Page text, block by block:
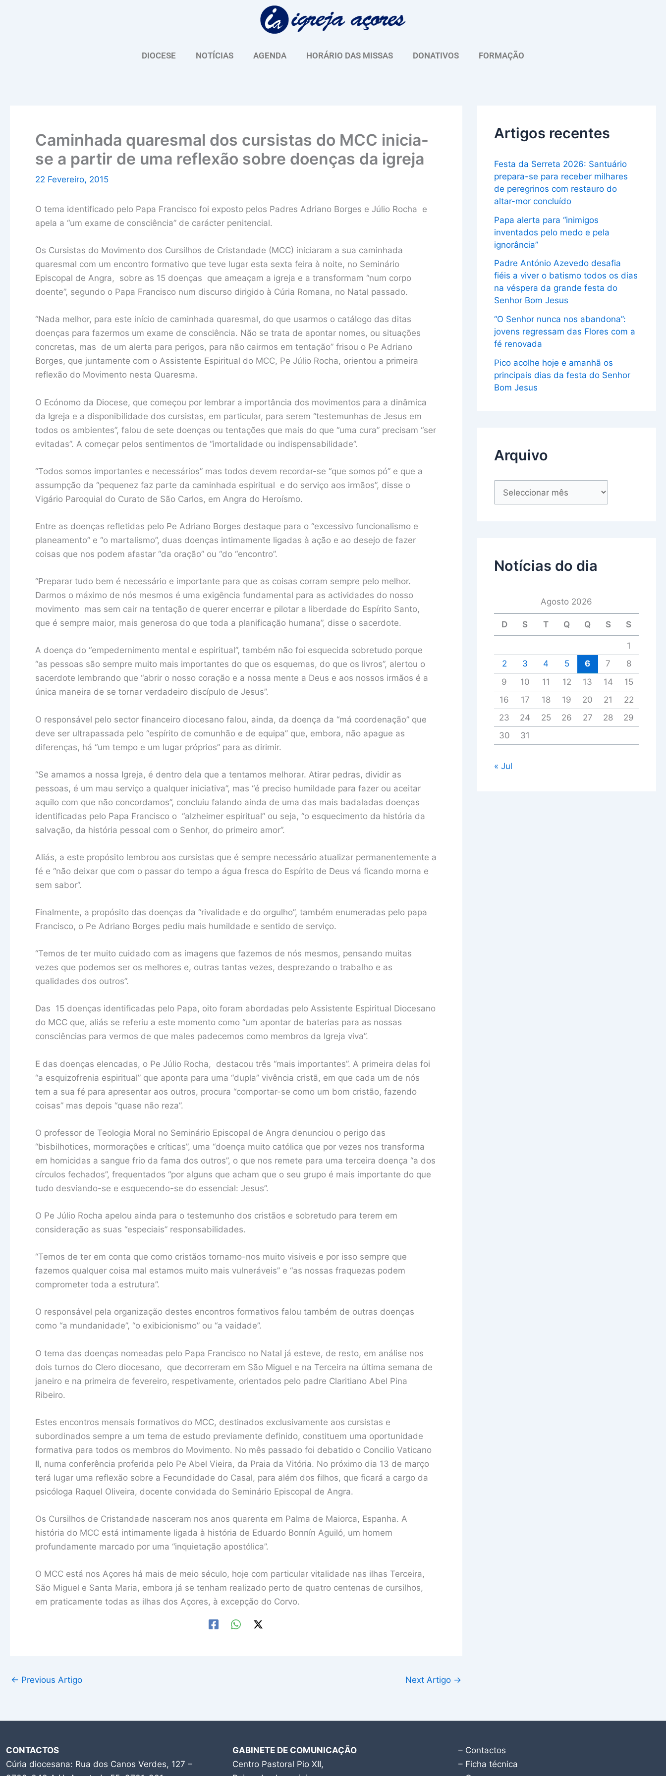
DIOCESE NOTÍCIAS AGENDA HORÁRIO DAS MISSAS DONATIVOS FORMAÇÃO
Caminhada quaresmal dos cursistas do MCC inicia-
se a partir de uma reflexão sobre doenças da igreja
22 Fevereiro, 2015
O tema identificado pelo Papa Francisco foi exposto pelos Padres Adriano Borges e Júlio Rocha e
apela a “um exame de consciência” de carácter penitencial.
Os Cursistas do Movimento dos Cursilhos de Cristandade (MCC) iniciaram a sua caminhada
quaresmal com um encontro formativo que teve lugar esta sexta feira à noite, no Seminário
Episcopal de Angra, sobre as 15 doenças que ameaçam a igreja e a transformam “num corpo
doente”, segundo o Papa Francisco num discurso dirigido à Cúria Romana, no Natal passado.
“Nada melhor, para este início de caminhada quaresmal, do que usarmos o catálogo das ditas
doenças para fazermos um exame de consciência. Não se trata de apontar nomes, ou situações
concretas, mas de um alerta para perigos, para não cairmos em tentação” frisou o Pe Adriano
Borges, que juntamente com o Assistente Espiritual do MCC, Pe Júlio Rocha, orientou a primeira
reflexão do Movimento nesta Quaresma.
O Ecónomo da Diocese, que começou por lembrar a importância dos movimentos para a dinâmica
da Igreja e a disponibilidade dos cursistas, em particular, para serem “testemunhas de Jesus em
todos os ambientes”, falou de sete doenças ou tentações que mais do que “uma cura” precisam “ser
evitadas”. A começar pelos sentimentos de “imortalidade ou indispensabilidade”.
“Todos somos importantes e necessários” mas todos devem recordar-se “que somos pó” e que a
assumpção da “pequenez faz parte da caminhada espiritual e do serviço aos irmãos”, disse o
Vigário Paroquial do Curato de São Carlos, em Angra do Heroísmo.
Entre as doenças refletidas pelo Pe Adriano Borges destaque para o “excessivo funcionalismo e
planeamento” e “o martalismo”, duas doenças intimamente ligadas à ação e ao desejo de fazer
coisas que nos podem afastar “da oração” ou “do “encontro”.
“Preparar tudo bem é necessário e importante para que as coisas corram sempre pelo melhor.
Darmos o máximo de nós mesmos é uma exigência fundamental para as actividades do nosso
movimento mas sem cair na tentação de querer encerrar e pilotar a liberdade do Espírito Santo,
que é sempre maior, mais generosa do que toda a planificação humana”, disse o sacerdote.
A doença do “empedernimento mental e espiritual”, também não foi esquecida sobretudo porque
“as pessoas são sempre muito mais importantes do que os esquemas, do que os livros”, alertou o
sacerdote lembrando que “abrir o nosso coração e a nossa mente a Deus e aos nossos irmãos é a
única maneira de se tornar verdadeiro discípulo de Jesus”.
O responsável pelo sector financeiro diocesano falou, ainda, da doença da “má coordenação” que
deve ser ultrapassada pelo “espírito de comunhão e de equipa” que, embora, não apague as
diferenças, há “um tempo e um lugar próprios” para as dirimir.
“Se amamos a nossa Igreja, é dentro dela que a tentamos melhorar. Atirar pedras, dividir as
pessoas, é um mau serviço a qualquer iniciativa”, mas “é preciso humildade para fazer ou aceitar
aquilo com que não concordamos”, concluiu falando ainda de uma das mais badaladas doenças
identificadas pelo Papa Francisco o “alzheimer espiritual” ou seja, “o esquecimento da história da
salvação, da história pessoal com o Senhor, do primeiro amor”.
Aliás, a este propósito lembrou aos cursistas que é sempre necessário atualizar permanentemente a
fé e “não deixar que com o passar do tempo a água fresca do Espírito de Deus vá ficando morna e
sem sabor”.
Finalmente, a propósito das doenças da “rivalidade e do orgulho”, também enumeradas pelo papa
Francisco, o Pe Adriano Borges pediu mais humildade e sentido de serviço.
“Temos de ter muito cuidado com as imagens que fazemos de nós mesmos, pensando muitas
vezes que podemos ser os melhores e, outras tantas vezes, desprezando o trabalho e as
qualidades dos outros”.
Das 15 doenças identificadas pelo Papa, oito foram abordadas pelo Assistente Espiritual Diocesano
do MCC que, aliás se referiu a este momento como “um apontar de baterias para as nossas
consciências para vermos de que males padecemos como membros da Igreja viva”.
E das doenças elencadas, o Pe Júlio Rocha, destacou três “mais importantes”. A primeira delas foi
“a esquizofrenia espiritual” que aponta para uma “dupla” vivência cristã, em que cada um de nós
tem a sua fé para apresentar aos outros, procura “comportar-se como um bom cristão, fazendo
coisas” mas depois “quase não reza”.
O professor de Teologia Moral no Seminário Episcopal de Angra denunciou o perigo das
“bisbilhotices, mormorações e críticas”, uma “doença muito católica que por vezes nos transforma
em homicidas a sangue frio da fama dos outros”, o que nos remete para uma terceira doença “a dos
círculos fechados”, frequentados “por alguns que acham que o seu grupo é mais importante do que
tudo desviando-se e esquecendo-se do essencial: Jesus”.
O Pe Júlio Rocha apelou ainda para o testemunho dos cristãos e sobretudo para terem em
consideração as suas “especiais” responsabilidades.
“Temos de ter em conta que como cristãos tornamo-nos muito visiveis e por isso sempre que
fazemos qualquer coisa mal estamos muito mais vulneráveis” e “as nossas fraquezas podem
comprometer toda a estrutura”.
O responsável pela organização destes encontros formativos falou também de outras doenças
como “a mundanidade”, “o exibicionismo” ou “a vaidade”.
O tema das doenças nomeadas pelo Papa Francisco no Natal já esteve, de resto, em análise nos
dois turnos do Clero diocesano, que decorreram em São Miguel e na Terceira na última semana de
janeiro e na primeira de fevereiro, respetivamente, orientados pelo padre Claritiano Abel Pina
Ribeiro.
Estes encontros mensais formativos do MCC, destinados exclusivamente aos cursistas e
subordinados sempre a um tema de estudo previamente definido, constituem uma oportunidade
formativa para todos os membros do Movimento. No mês passado foi debatido o Concilio Vaticano
II, numa conferência proferida pelo Pe Abel Vieira, da Praia da Vitória. No próximo dia 13 de março
terá lugar uma reflexão sobre a Fecundidade do Casal, para além dos filhos, que ficará a cargo da
psicóloga Raquel Oliveira, docente convidada do Seminário Episcopal de Angra.
Os Cursilhos de Cristandade nasceram nos anos quarenta em Palma de Maiorca, Espanha. A
história do MCC está intimamente ligada à história de Eduardo Bonnín Aguiló, um homem
profundamente marcado por uma “inquietação apostólica”.
O MCC está nos Açores há mais de meio século, hoje com particular vitalidade nas ilhas Terceira,
São Miguel e Santa Maria, embora já se tenham realizado perto de quatro centenas de cursilhos,
em praticamente todas as ilhas dos Açores, à excepção do Corvo.
← Previous Artigo Next Artigo →
Artigos recentes
Festa da Serreta 2026: Santuário
prepara-se para receber milhares
de peregrinos com restauro do
altar-mor concluído
Papa alerta para “inimigos
inventados pelo medo e pela
ignorância”
Padre António Azevedo desafia
fiéis a viver o batismo todos os dias
na véspera da grande festa do
Senhor Bom Jesus
“O Senhor nunca nos abandona”:
jovens regressam das Flores com a
fé renovada
Pico acolhe hoje e amanhã os
principais dias da festa do Senhor
Bom Jesus
Arquivo
u
Notícias do dia
Agosto 2026
D S T Q Q S S
1
2
3 4 5 6 7
8
9
10 11 12 13 14
15
16
17 18 19 20 21
22
23
24 25 26 27 28
29
30
31
« Jul
CONTACTOS
Cúria diocesana: Rua dos Canos Verdes, 127 –
GABINETE DE COMUNICAÇÃO
Centro Pastoral Pio XII,
– Contactos
– Ficha técnica